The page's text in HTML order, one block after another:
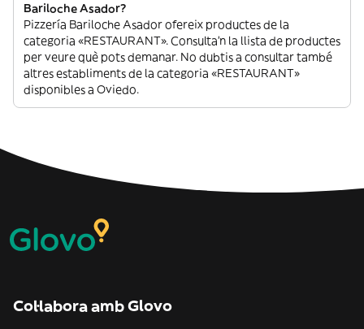
Bariloche Asador?
Pizzería Bariloche Asador ofereix productes de la
categoria «RESTAURANT». Consulta’n la llista de productes
per veure què pots demanar. No dubtis a consultar també
altres establiments de la categoria «RESTAURANT»
disponibles a Oviedo.
Col·labora amb Glovo